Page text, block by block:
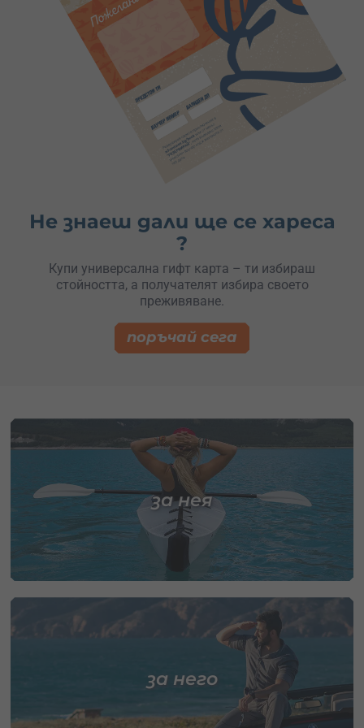
Не знаеш дали ще се хареса
?
Купи универсална гифт карта – ти избираш
стойността, а получателят избира своето
преживяване.
поръчай сега
за нея
за него